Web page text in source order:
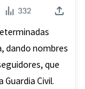
dando nombres
que
Civil.